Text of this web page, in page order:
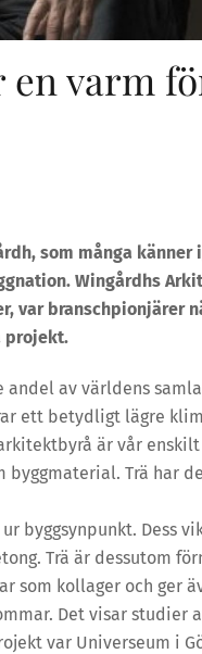
en varm
som många känner
Wingårdhs
var branschpionjärer
projekt.
av världens
ett betydligt lägre
är vår
Trä har
byggsynpunkt. Dess
Trä är dessutom
som kollager och ger
Det visar studier
var Universeum i